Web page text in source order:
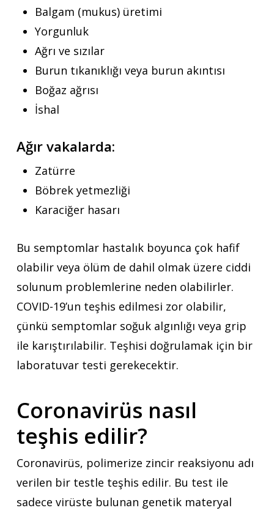
Balgam (mukus) üretimi
Yorgunluk
Ağrı ve sızılar
Burun tıkanıklığı veya burun akıntısı
Boğaz ağrısı
İshal
Ağır vakalarda:
Zatürre
Böbrek yetmezliği
Karaciğer hasarı
Bu semptomlar hastalık boyunca çok hafif
olabilir veya ölüm de dahil olmak üzere ciddi
solunum problemlerine neden olabilirler.
COVID-19’un teşhis edilmesi zor olabilir,
çünkü semptomlar soğuk algınlığı veya grip
ile karıştırılabilir. Teşhisi doğrulamak için bir
laboratuvar testi gerekecektir.
Coronavirüs nasıl
teşhis edilir?
Coronavirüs, polimerize zincir reaksiyonu adı
verilen bir testle teşhis edilir. Bu test ile
sadece virüste bulunan genetik materyal